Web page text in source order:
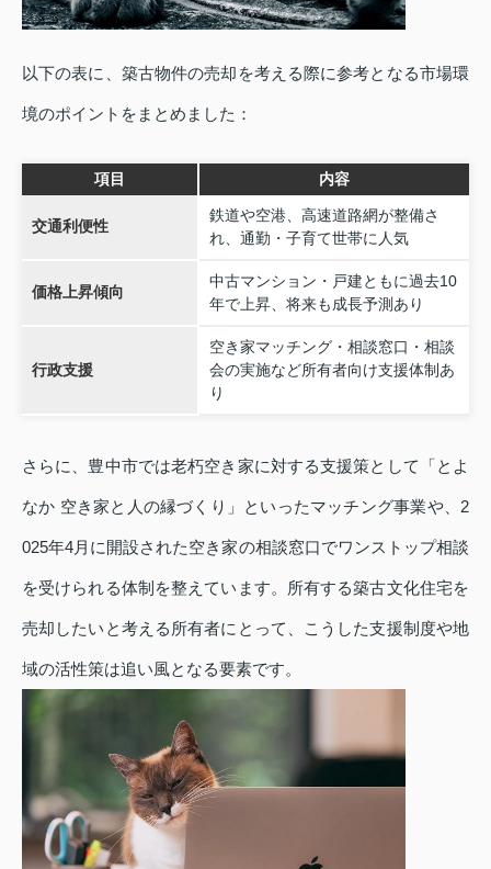
以下の表に、築古物件の売却を考える際に参考となる市場環
境のポイントをまとめました：
項目 内容
交通利便性
鉄道や空港、高速道路網が整備さ
れ、通勤・子育て世帯に人気
価格上昇傾向
中古マンション・戸建ともに過去10
年で上昇、将来も成長予測あり
行政支援
空き家マッチング・相談窓口・相談
会の実施など所有者向け支援体制あ
り
さらに、豊中市では老朽空き家に対する支援策として「とよ
なか 空き家と人の縁づくり」といったマッチング事業や、2
025年4月に開設された空き家の相談窓口でワンストップ相談
を受けられる体制を整えています。所有する築古文化住宅を
売却したいと考える所有者にとって、こうした支援制度や地
域の活性策は追い風となる要素です。